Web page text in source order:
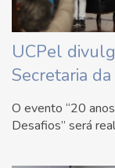
UCPel
Secretaria
O evento “20
Desafios” será